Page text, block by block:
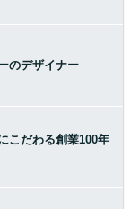
のデザイナー
こだわる創業100年